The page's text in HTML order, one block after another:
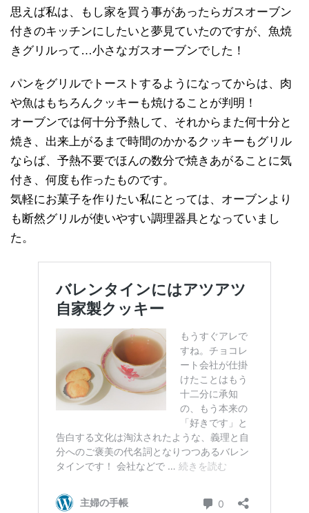
思えば私は、もし家を買う事があったらガスオーブン
付きのキッチンにしたいと夢見ていたのですが、魚焼
きグリルって…小さなガスオーブンでした！
パンをグリルでトーストするようになってからは、肉
や魚はもちろんクッキーも焼けることが判明！
オーブンでは何十分予熱して、それからまた何十分と
焼き、出来上がるまで時間のかかるクッキーもグリル
ならば、予熱不要でほんの数分で焼きあがることに気
付き、何度も作ったものです。
気軽にお菓子を作りたい私にとっては、オーブンより
も断然グリルが使いやすい調理器具となっていまし
た。